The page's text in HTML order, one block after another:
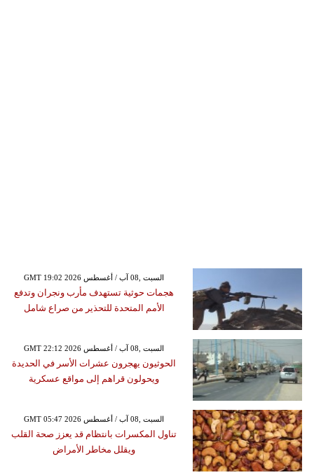
GMT 19:02 2026 السبت ,08 آب / أغسطس
هجمات حوثية تستهدف مأرب ونجران وتدفع
الأمم المتحدة للتحذير من صراع شامل
GMT 22:12 2026 السبت ,08 آب / أغسطس
الحوثيون يهجرون عشرات الأسر في الحديدة
ويحولون قراهم إلى مواقع عسكرية
GMT 05:47 2026 السبت ,08 آب / أغسطس
تناول المكسرات بانتظام قد يعزز صحة القلب
ويقلل مخاطر الأمراض